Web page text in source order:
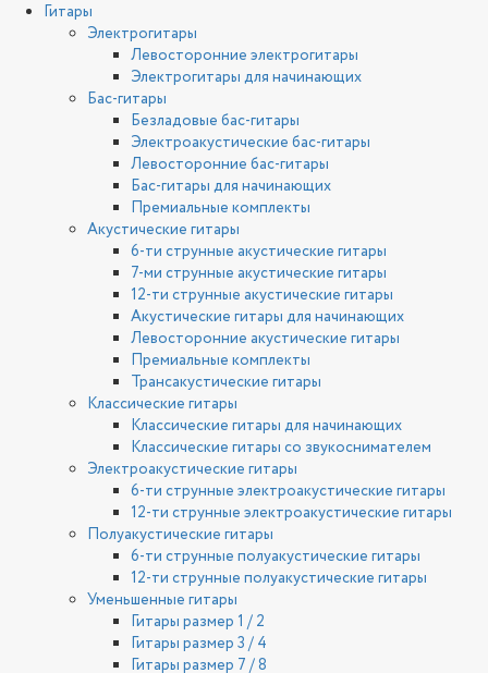
Гитары
Электрогитары
Левосторонние электрогитары
Электрогитары для начинающих
Бас-гитары
Безладовые бас-гитары
Электроакустические бас-гитары
Левосторонние бас-гитары
Бас-гитары для начинающих
Премиальные комплекты
Акустические гитары
6-ти струнные акустические гитары
7-ми струнные акустические гитары
12-ти струнные акустические гитары
Акустические гитары для начинающих
Левосторонние акустические гитары
Премиальные комплекты
Трансакустические гитары
Классические гитары
Классические гитары для начинающих
Классические гитары со звукоснимателем
Электроакустические гитары
6-ти струнные электроакустические гитары
12-ти струнные электроакустические гитары
Полуакустические гитары
6-ти струнные полуакустические гитары
12-ти струнные полуакустические гитары
Уменьшенные гитары
Гитары размер 1 / 2
Гитары размер 3 / 4
Гитары размер 7 / 8